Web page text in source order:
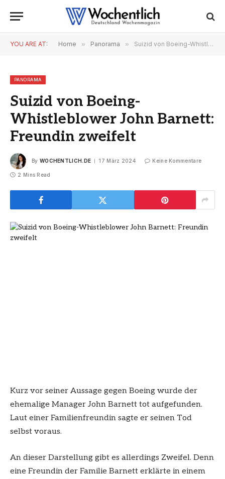
YOU ARE AT: Home » Panorama » Suizid von Boeing-Whistleblower John Barnett: Freundin zweifelt
PANORAMA
Suizid von Boeing-
Whistleblower John Barnett:
Freundin zweifelt
By WOCHENTLICH.DE 17 März 2024 Keine Kommentare
2 Mins Read
Kurz vor seiner Aussage gegen Boeing wurde der
ehemalige Manager John Barnett tot aufgefunden.
Laut einer Familienfreundin sagte er seinen Tod
selbst voraus.
An dieser Darstellung gibt es allerdings Zweifel. Denn
eine Freundin der Familie Barnett erklärte in einem